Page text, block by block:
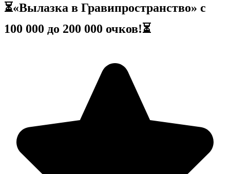
⏳«Вылазка в Гравипространство» с
100 000 до 200 000 очков!⏳